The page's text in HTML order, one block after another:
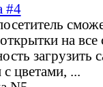
#4
на все
загрузить
цветами, ...